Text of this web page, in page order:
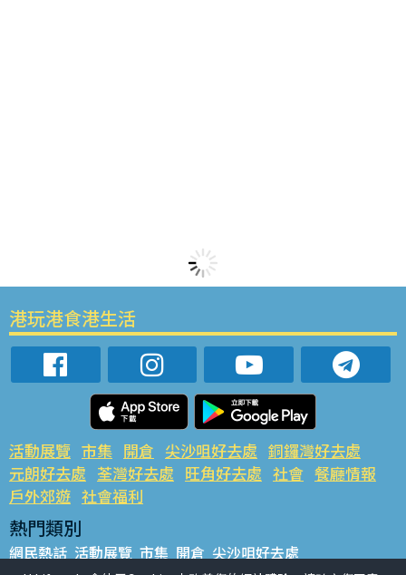
港玩港食港生活
活動展覽 市集 開倉 尖沙咀好去處 銅鑼灣好去處
元朗好去處 荃灣好去處 旺角好去處 社會 餐廳情報
戶外郊遊 社會福利
熱門類別
網民熱話 活動展覽 市集 開倉 尖沙咀好去處